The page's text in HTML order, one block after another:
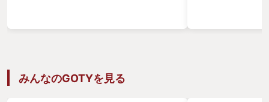
(時々店内清掃、集金) という中々メッズ
ラシ〜くて盛りだくさんな ゲームのジャ
みんなのGOTYを見る